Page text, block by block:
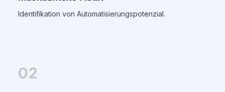
Identifikation von Automatisierungspotenzial.
02